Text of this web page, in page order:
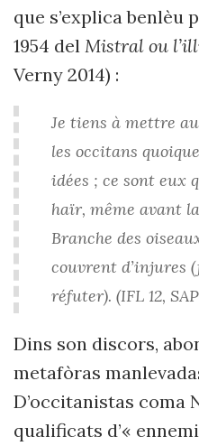
que s’explica benlèu
1954 del Mistral ou
Verny 2014) :
Je tiens à mettre
les occitans
idées ; ce sont eux
haïr, même avant
Branche des
couvrent d’injures
réfuter). (IFL 12,
Dins son discors,
metafòras
D’occitanistas coma
qualificats d’«